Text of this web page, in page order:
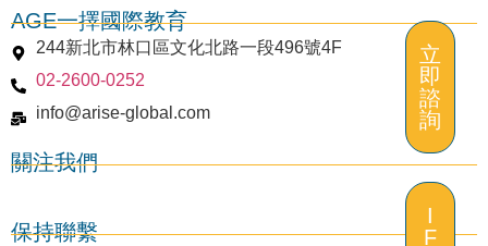
謝菲爾德大學 University of Sheffield
AGE一擇國際教育
244新北市林口區文化北路一段496號4F
02-2600-0252
info@arise-global.com
關注我們
保持聯繫
立
即
諮
詢
I
F